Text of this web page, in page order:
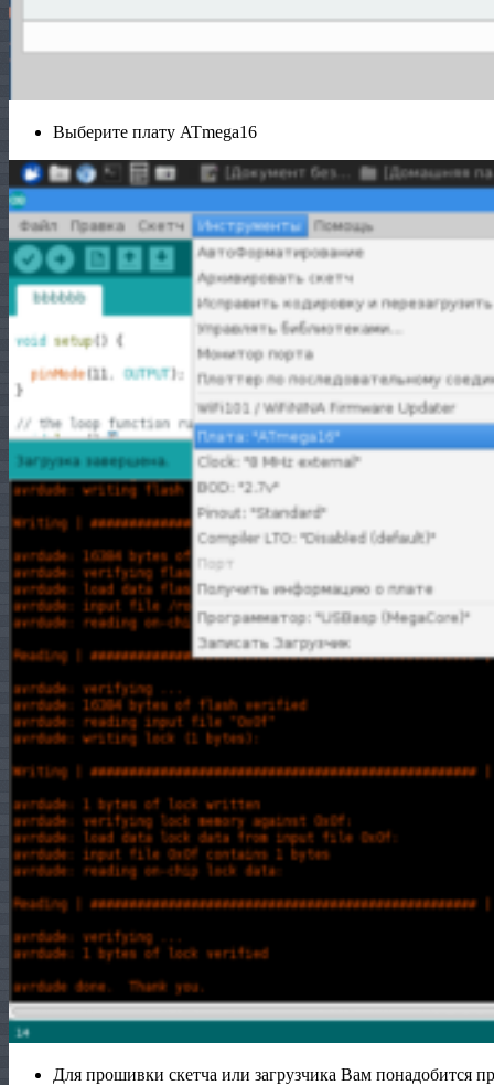
Выберите плату ATmega16
Для прошивки скетча или загрузчика Вам понадобится